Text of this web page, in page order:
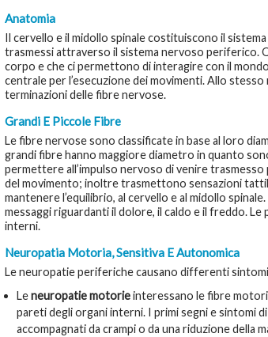
Anatomia
Il cervello e il midollo spinale costituiscono il
trasmessi attraverso il sistema nervoso
corpo e che ci permettono di interagire con il
centrale per l’esecuzione dei movimenti. Allo
terminazioni delle fibre nervose.
Grandi E Piccole Fibre
Le fibre nervose sono classificate in base al loro
grandi fibre hanno maggiore diametro in quanto
permettere all’impulso nervoso di venire
del movimento; inoltre trasmettono sensazioni
mantenere l’equilibrio, al cervello e al midollo
messaggi riguardanti il dolore, il caldo e il freddo.
interni.
Neuropatia Motoria, Sensitiva E Autonomica
Le neuropatie periferiche causano differenti
Leneuropatie motorieinteressano le fibre
pareti degli organi interni. I primi segni e sintomi
accompagnati da crampi o da una riduzione della